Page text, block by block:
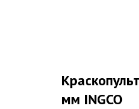
мм INGCO